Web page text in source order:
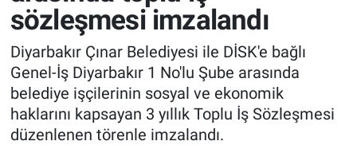
sözleşmesi imzalandı
Diyarbakır Çınar Belediyesi ile DİSK'e bağlı
Genel-İş Diyarbakır 1 No'lu Şube arasında
belediye işçilerinin sosyal ve ekonomik
haklarını kapsayan 3 yıllık Toplu İş Sözleşmesi
düzenlenen törenle imzalandı.
GÜNDEM
BÖLGE
DÜNYA
Süper Lig Puan Durumu ve Fikstür
Tüm Manşetler
Son Dakika Haberleri